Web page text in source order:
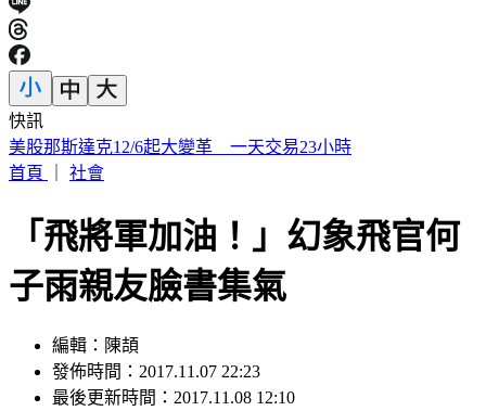
快訊
幼兒園工地不慎活埋雇主 新竹挖土機司機賠247萬獲緩刑
首頁
社會
「飛將軍加油！」幻象飛官何
子雨親友臉書集氣
編輯：陳頡
發佈時間：2017.11.07 22:23
最後更新時間：2017.11.08 12:10